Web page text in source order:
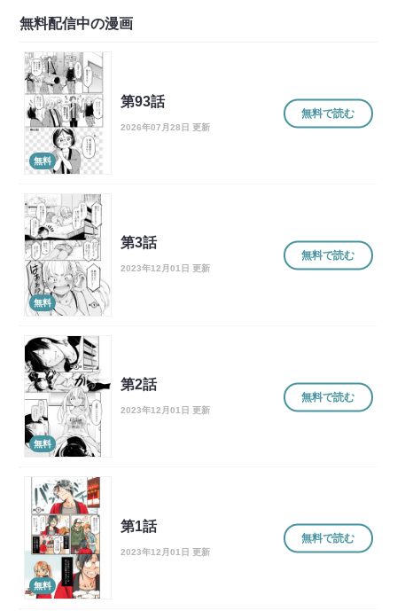
無料配信中の漫画
無料
第93話
2026年07月28日 更新
無料で読む
無料
第3話
2023年12月01日 更新
無料で読む
無料
第2話
2023年12月01日 更新
無料で読む
無料
第1話
2023年12月01日 更新
無料で読む